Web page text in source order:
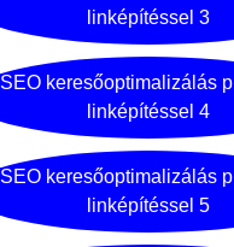
linképítéssel 3
SEO keresőoptimalizálás
linképítéssel 4
SEO keresőoptimalizálás
linképítéssel 5